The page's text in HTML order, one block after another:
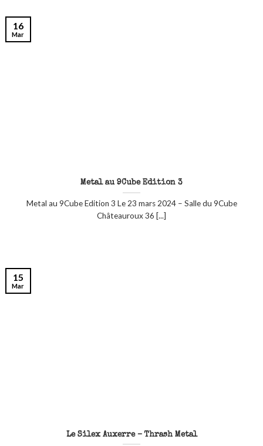
Metal au 9Cube Edition 3
Metal au 9Cube Edition 3 Le 23 mars 2024 – Salle du 9Cube
Châteauroux 36 [...]
16
Mar
Le Silex Auxerre – Thrash Metal
15
Mar